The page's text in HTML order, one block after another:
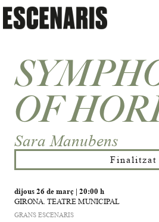
OF
Sara Manubens
Finalitzat
dijous 26 de març| 20:00 h
GIRONA. TEATRE MUNICIPAL
GRANS ESCENARIS